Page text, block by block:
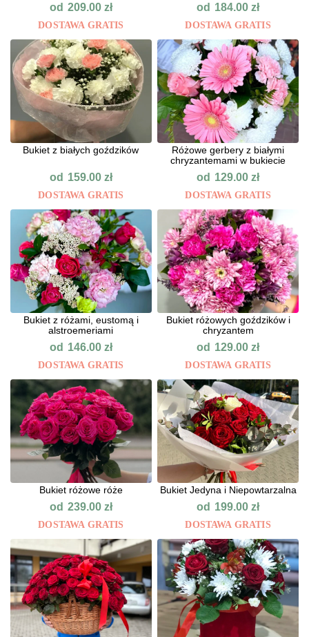
od 209.00 zł
DOSTAWA GRATIS
od 184.00zł
DOSTAWA GRATIS
Bukiet z białych goździków
od 159.00 zł
DOSTAWA GRATIS
Różowe gerbery z białymi
chryzantemami w bukiecie
od 129.00zł
DOSTAWA GRATIS
Bukiet z różami, eustomą i
alstroemeriami
od 146.00 zł
DOSTAWA GRATIS
Bukiet różowych goździków i
chryzantem
od 129.00zł
DOSTAWA GRATIS
Bukiet różowe róże
od 239.00 zł
DOSTAWA GRATIS
Bukiet Jedyna i Niepowtarzalna
od 199.00zł
DOSTAWA GRATIS